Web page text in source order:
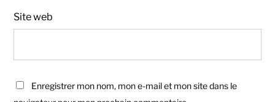
Site web
Enregistrer mon nom, mon e-mail et mon site dans le